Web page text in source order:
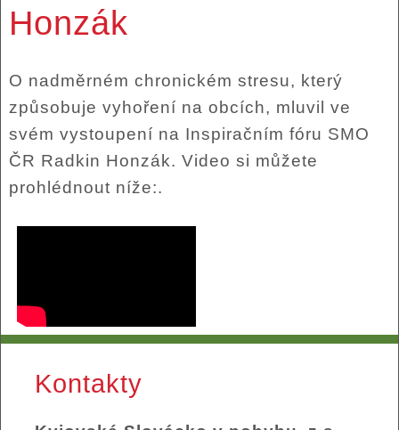
Honzák
O nadměrném chronickém stresu, který
způsobuje vyhoření na obcích, mluvil ve
svém vystoupení na Inspiračním fóru SMO
ČR Radkin Honzák. Video si můžete
prohlédnout níže:.
Kontakty